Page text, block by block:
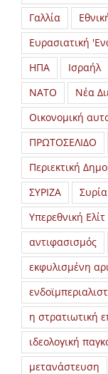
Γαλλία
Ευρασιατική
ΗΠΑ
Ισραήλ
ΝΑΤΟ
Νέα
Οικονομική
ΠΡΩΤΟΣΕΛΙΔΟ
Περιεκτική
ΣΥΡΙΖΑ
Συρία
Υπερεθνική Ελίτ
αντιφασισμός
εκφυλισμένη
η στρατιωτική
ιδεολογική
μετανάστευση